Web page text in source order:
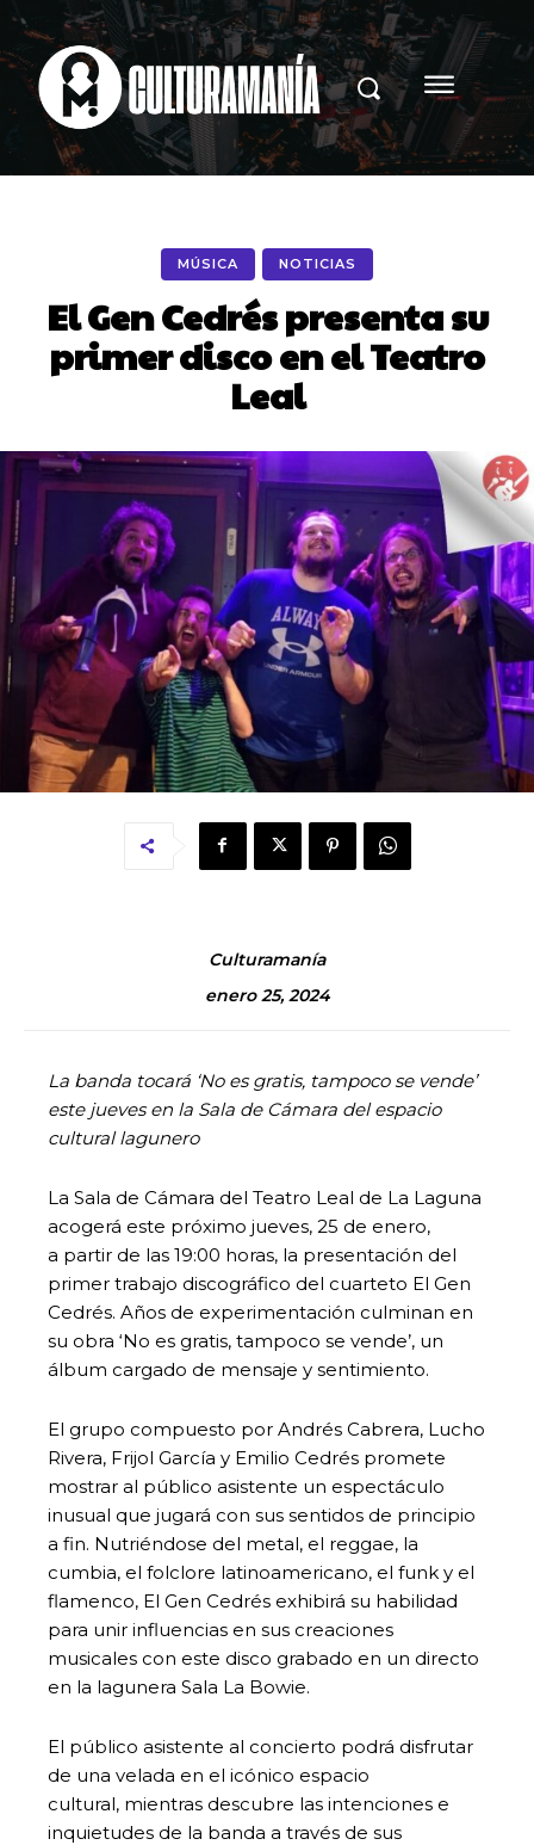
MÚSICA NOTICIAS
El Gen Cedrés presenta su
primer disco en el Teatro
Leal
Culturamanía
enero 25, 2024
La banda tocará ‘No es gratis, tampoco se vende’
este jueves en la Sala de Cámara del espacio
cultural lagunero
La Sala de Cámara del Teatro Leal de La Laguna
acogerá este próximo jueves, 25 de enero,
a partir de las 19:00 horas, la presentación del
primer trabajo discográfico del cuarteto El Gen
Cedrés. Años de experimentación culminan en
su obra ‘No es gratis, tampoco se vende’, un
álbum cargado de mensaje y sentimiento.
El grupo compuesto por Andrés Cabrera, Lucho
Rivera, Frijol García y Emilio Cedrés promete
mostrar al público asistente un espectáculo
inusual que jugará con sus sentidos de principio
a fin. Nutriéndose del metal, el reggae, la
cumbia, el folclore latinoamericano, el funk y el
flamenco, El Gen Cedrés exhibirá su habilidad
para unir influencias en sus creaciones
musicales con este disco grabado en un directo
en la lagunera Sala La Bowie.
El público asistente al concierto podrá disfrutar
de una velada en el icónico espacio
cultural, mientras descubre las intenciones e
inquietudes de la banda a través de sus